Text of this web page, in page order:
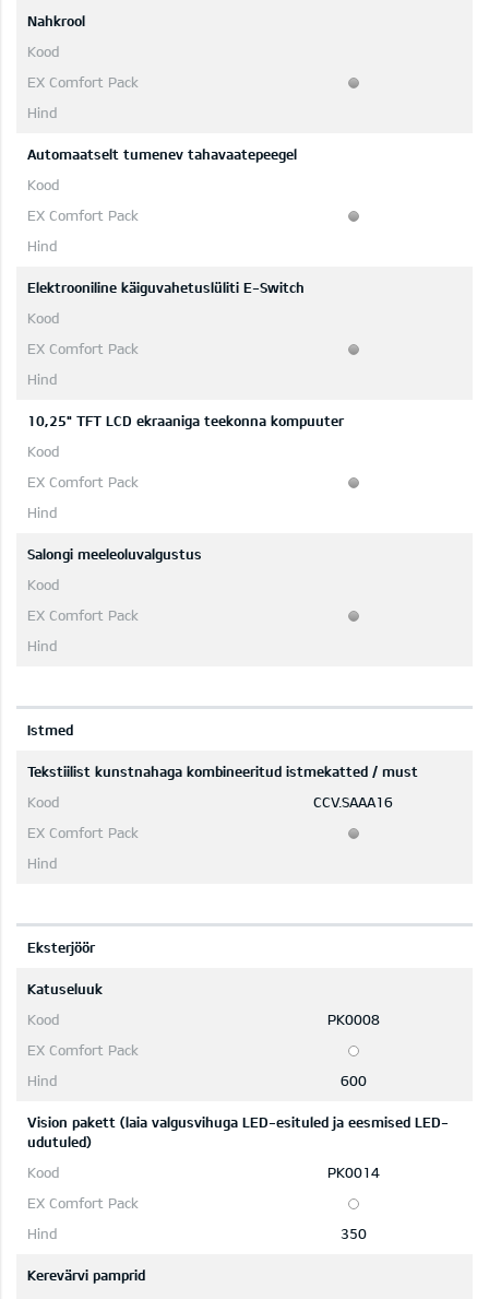
Nahkrool
Automaatselt tumenev tahavaatepeegel
Elektrooniline käiguvahetuslüliti E-Switch
10,25" TFT LCD ekraaniga teekonna kompuuter
Salongi meeleoluvalgustus
Istmed
Tekstiilist kunstnahaga kombineeritud istmekatted / must
CCV.SAAA16
Eksterjöör
Katuseluuk
PK0008
600
Vision pakett (laia valgusvihuga LED-esituled ja eesmised LED-
udutuled)
PK0014
350
Kerevärvi pamprid